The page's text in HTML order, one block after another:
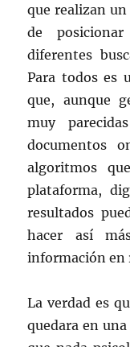
que realizan
de
diferentes
Para todos es
que, aunque
muy
documentos
algoritmos
plataforma,
resultados
hacer así
información en
La verdad es
quedara en